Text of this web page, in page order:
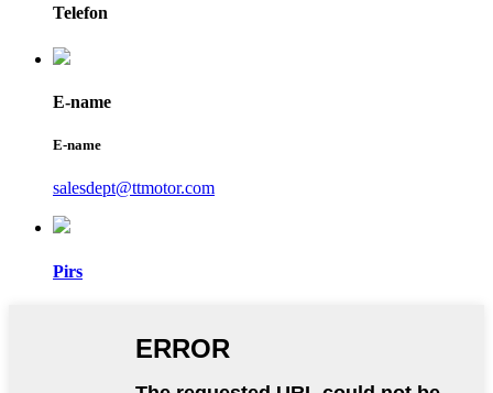
Telefon
E-name
E-name
salesdept@ttmotor.com
Pirs